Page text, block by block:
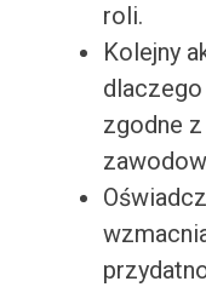
roli.
Kolejny
zgodne